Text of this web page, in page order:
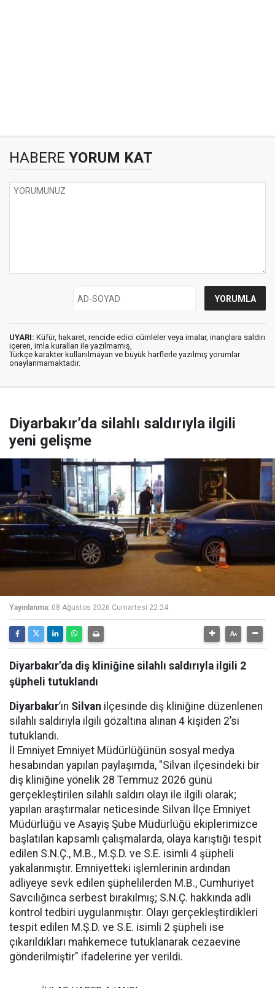
HABERE YORUM KAT
UYARI: Küfür, hakaret, rencide edici cümleler veya imalar, inançlara saldırı
içeren, imla kuralları ile yazılmamış,
Türkçe karakter kullanılmayan ve büyük harflerle yazılmış yorumlar
onaylanmamaktadır.
Diyarbakır’da silahlı saldırıyla ilgili
yeni gelişme
Yayınlanma: 08 Ağustos 2026 Cumartesi 22:24
Diyarbakır’da diş kliniğine silahlı saldırıyla ilgili 2
şüpheli tutuklandı
Diyarbakır’ın Silvan ilçesinde diş kliniğine düzenlenen
silahlı saldırıyla ilgili gözaltına alınan 4 kişiden 2’si
tutuklandı.
İl Emniyet Emniyet Müdürlüğünün sosyal medya
hesabından yapılan paylaşımda, "Silvan ilçesindeki bir
diş kliniğine yönelik 28 Temmuz 2026 günü
gerçekleştirilen silahlı saldırı olayı ile ilgili olarak;
yapılan araştırmalar neticesinde Silvan İlçe Emniyet
Müdürlüğü ve Asayiş Şube Müdürlüğü ekiplerimizce
başlatılan kapsamlı çalışmalarda, olaya karıştığı tespit
edilen S.N.Ç., M.B., M.Ş.D. ve S.E. isimli 4 şüpheli
yakalanmıştır. Emniyetteki işlemlerinin ardından
adliyeye sevk edilen şüphelilerden M.B., Cumhuriyet
Savcılığınca serbest bırakılmış; S.N.Ç. hakkında adli
kontrol tedbiri uygulanmıştır. Olayı gerçekleştirdikleri
tespit edilen M.Ş.D. ve S.E. isimli 2 şüpheli ise
çıkarıldıkları mahkemece tutuklanarak cezaevine
gönderilmiştir" ifadelerine yer verildi.